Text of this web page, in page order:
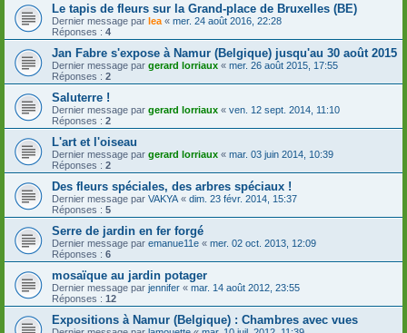
Le tapis de fleurs sur la Grand-place de Bruxelles (BE)
Dernier message par lea « mer. 24 août 2016, 22:28
Réponses : 4
Jan Fabre s'expose à Namur (Belgique) jusqu'au 30 août 2015
Dernier message par gerard lorriaux « mer. 26 août 2015, 17:55
Réponses : 2
Saluterre !
Dernier message par gerard lorriaux « ven. 12 sept. 2014, 11:10
Réponses : 2
L'art et l'oiseau
Dernier message par gerard lorriaux « mar. 03 juin 2014, 10:39
Réponses : 2
Des fleurs spéciales, des arbres spéciaux !
Dernier message par VAKYA « dim. 23 févr. 2014, 15:37
Réponses : 5
Serre de jardin en fer forgé
Dernier message par emanue11e « mer. 02 oct. 2013, 12:09
Réponses : 6
mosaïque au jardin potager
Dernier message par jennifer « mar. 14 août 2012, 23:55
Réponses : 12
Expositions à Namur (Belgique) : Chambres avec vues